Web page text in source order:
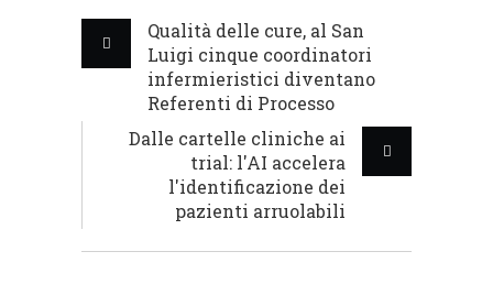
Qualità delle cure, al San
Luigi cinque coordinatori
infermieristici diventano
Referenti di Processo
Dalle cartelle cliniche ai
trial: l'AI accelera
l'identificazione dei
pazienti arruolabili